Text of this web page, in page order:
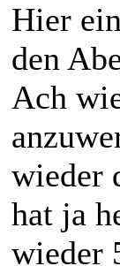
Hier
den
Ach
wieder
hat ja
wieder